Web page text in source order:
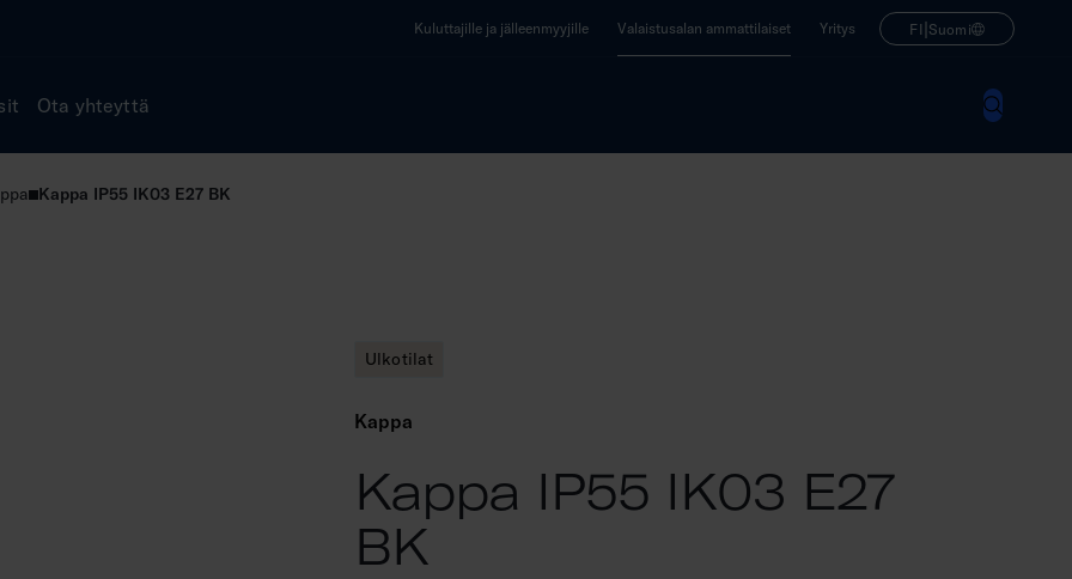
Kuluttajille ja jälleenmyyjille Valaistusalan ammattilaiset Yritys FI |Suomi
Ota yhteyttä
Kappa IP55 IK03 E27 BK
Ulkotilat
Kappa
Kappa IP55 IK03 E27
BK